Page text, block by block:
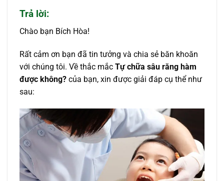
Trả lời:
Chào bạn Bích Hòa!
Rất cảm ơn bạn đã tin tưởng và chia sẻ băn khoăn
với chúng tôi. Về thắc mắc Tự chữa sâu răng hàm
được không? của bạn, xin được giải đáp cụ thể như
sau: